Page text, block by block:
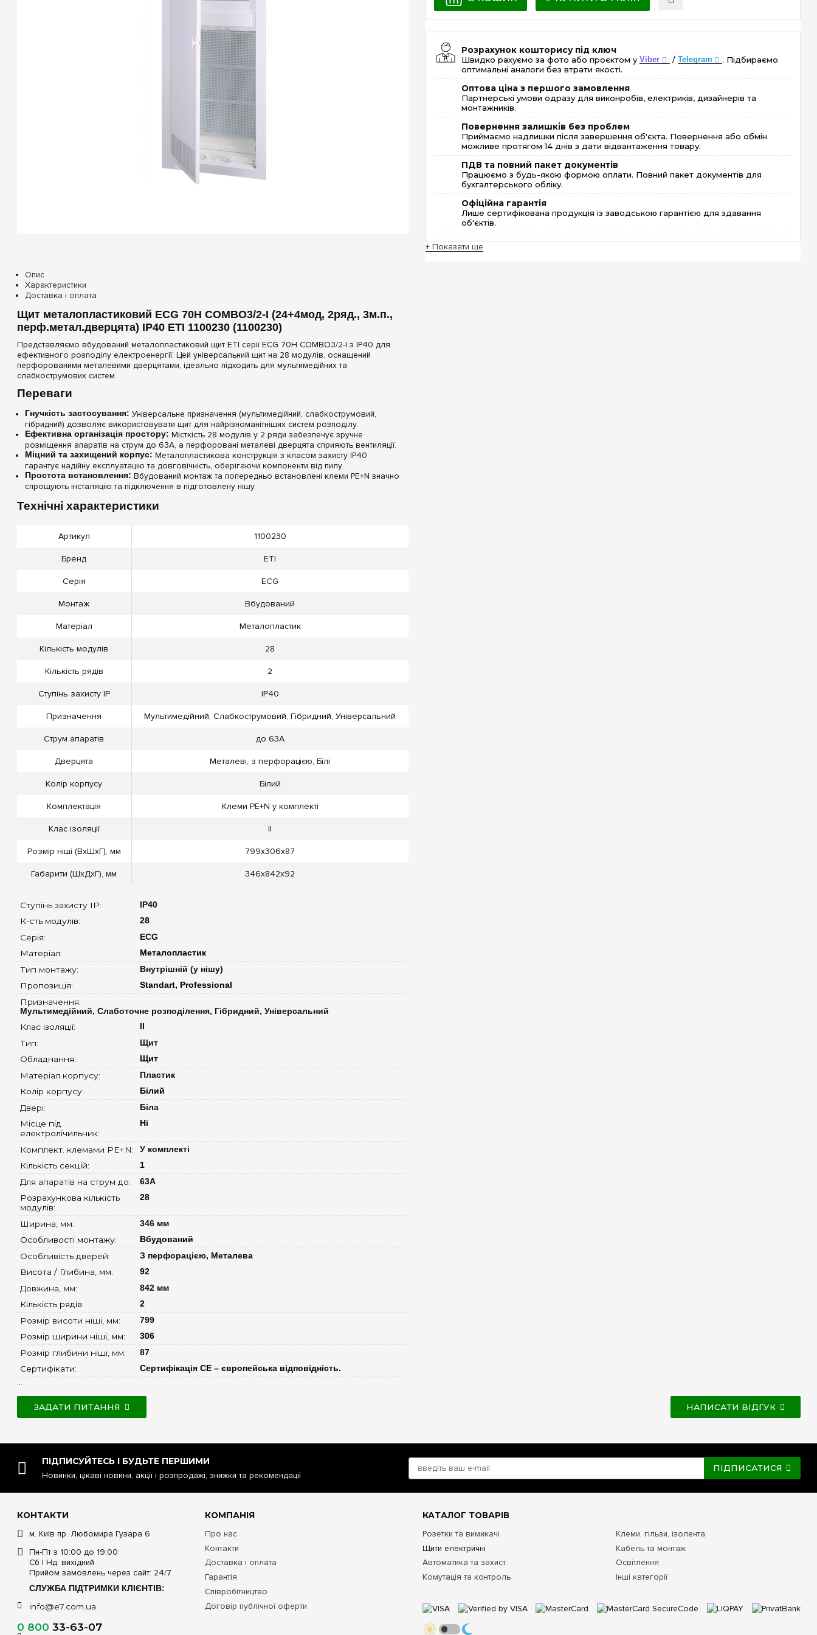
Розрахунок кошторису під ключ
Швидко рахуємо за фото або проєктом уViber / Telegram
. Підбираємо
оптимальні аналоги без втрати якості.
Оптова ціна з першого замовлення
Партнерські умови одразу для виконробів, електриків, дизайнерів та
монтажників.
Повернення залишків без проблем
Приймаємо надлишки після завершення об'єкта. Повернення або обмін
можливе протягом 14 днів з дати відвантаження товару.
ПДВ та повний пакет документів
Працюємо з будь-якою формою оплати. Повний пакет документів для
бухгалтерського обліку.
Офіційна гарантія
Лише сертифікована продукція із заводською гарантією для здавання
об'єктів.
+ Показати ще
Опис
Характеристики
Доставка і оплата
Щит металопластиковий ECG 70Н COMBO3/2-I (24+4мод, 2ряд., 3м.п.,
перф.метал.дверцята) IP40 ETI 1100230 (1100230)
Представляємо вбудований металопластиковий щит ETI серії ECG 70Н COMBO3/2-I з IP40 для
ефективного розподілу електроенергії. Цей універсальний щит на 28 модулів, оснащений
перфорованими металевими дверцятами, ідеально підходить для мультимедійних та
слабкострумових систем.
Переваги
Гнучкість застосування: Універсальне призначення (мультимедійний, слабкострумовий,
гібридний) дозволяє використовувати щит для найрізноманітніших систем розподілу.
Ефективна організація простору: Місткість 28 модулів у 2 ряди забезпечує зручне
розміщення апаратів на струм до 63А, а перфоровані металеві дверцята сприяють вентиляції.
Міцний та захищений корпус: Металопластикова конструкція з класом захисту IP40
гарантує надійну експлуатацію та довговічність, оберігаючи компоненти від пилу.
Простота встановлення: Вбудований монтаж та попередньо встановлені клеми PE+N значно
спрощують інсталяцію та підключення в підготовлену нішу.
Технічні характеристики
Артикул 1100230
Бренд ETI
Серія ECG
Монтаж Вбудований
Матеріал Металопластик
Кількість модулів 28
Кількість рядів 2
Ступінь захисту IP IP40
Призначення Мультимедійний, Слабкострумовий, Гібридний, Універсальний
Струм апаратів до 63А
Дверцята Металеві, з перфорацією, Білі
Колір корпусу Білий
Комплектація Клеми PE+N у комплекті
Клас ізоляції II
Розмір ніші (ВxШxГ), мм 799x306x87
Габарити (ШxДxГ), мм 346x842x92
Ступінь захисту IP: IP40
К-сть модулів: 28
Серія: ECG
Матеріал: Металопластик
Тип монтажу: Внутрішній (у нішу)
Пропозиція: Standart, Professional
Призначення:
Мультимедійний, Слаботочне розподілення, Гібридний, Універсальний
Клас ізоляції:
Тип: Щит
Обладнання: Щит
Матеріал корпусу: Пластик
Колір корпусу: Білий
Двері: Біла
Місце під
електролічильник:
Ні
У комплекті
Кількість секцій: 1
Для апаратів на струм до: 63А
Розрахункова кількість
модулів:
28
Ширина, мм: 346 мм
Особливості монтажу: Вбудований
Особливість дверей: З перфорацією, Металева
Висота / Глибина, мм: 92
Довжина, мм: 842 мм
Кількість рядів: 2
Розмір висоти ніші, мм: 799
Розмір ширини ніші, мм: 306
Розмір глибини ніші, мм: 87
Сертифікати: Сертифікація CE – європейська відповідність.
...
ЗАДАТИ ПИТАННЯ НАПИСАТИ ВІДГУК
ПІДПИСУЙТЕСЬ І БУДЬТЕ ПЕРШИМИ
Новинки, цікаві новини, акції і розпродажі, знижки та рекомендації
ПІДПИСАТИСЯ
КОНТАКТИ
м. Київ пр. Любомира Гузара 6
Пн-Пт з 10:00 до 19:00
Сб | Нд: вихідний
Прийом замовлень через сайт: 24/7
СЛУЖБА ПІДТРИМКИ КЛІЄНТІВ:
info@e7.com.ua
0 800 33-63-07
КОМПАНІЯ
Про нас
Контакти
Доставка і оплата
Гарантія
Співробітництво
Договір публічної оферти
КАТАЛОГ ТОВАРІВ
Розетки та вимикачі
Щити електричні
Автоматика та захист
Комутація та контроль
Клеми, гільзи, ізолента
Кабель та монтаж
Освітлення
Інші категорії